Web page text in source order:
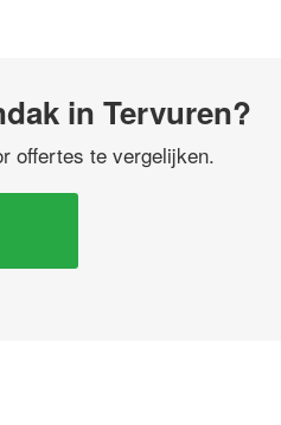
in Tervuren?
offertes te vergelijken.